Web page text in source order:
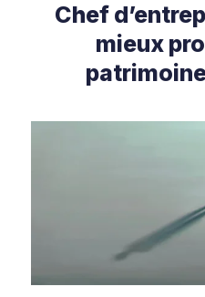
Chef
mieux